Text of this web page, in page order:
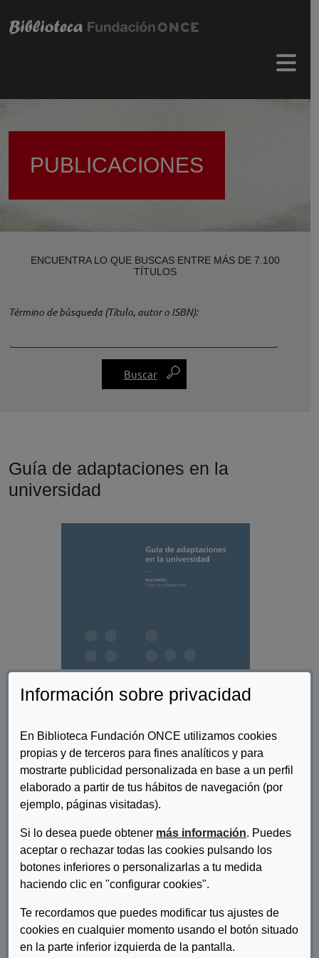
Información sobre privacidad
En Biblioteca Fundación ONCE utilizamos cookies
propias y de terceros para fines analíticos y para
mostrarte publicidad personalizada en base a un perfil
elaborado a partir de tus hábitos de navegación (por
ejemplo, páginas visitadas).
Si lo desea puede obtener más información. Puedes
aceptar o rechazar todas las cookies pulsando los
botones inferiores o personalizarlas a tu medida
haciendo clic en "configurar cookies".
Te recordamos que puedes modificar tus ajustes de
cookies en cualquier momento usando el botón situado
en la parte inferior izquierda de la pantalla.
PUBLICACIONES
ENCUENTRA LO QUE BUSCAS ENTRE MÁS DE 7.100
TÍTULOS
Término de búsqueda (Título, autor o ISBN)
Guía de adaptaciones en la
universidad
Autor/es:Rodríguez Infante, Gemma (Coordinadora)
El presente documento es el resultado del trabajo realizado por
el grupo “Adaptaciones” de la Red de Servicios de Apoyo a
Personas con Discapacidad en la Universidad (SAPDU),
integrado por los técnicos de los servicios de atención a los
estudiantes con discapacidad de diferentes Universidades
españolas. Las universidades españolas a través de la comisión
sectorial de CRUE asuntos estudiantiles (CRUE-AE), creó la red
de los Servicios de Apoyo a las Personas con Discapacidad en la